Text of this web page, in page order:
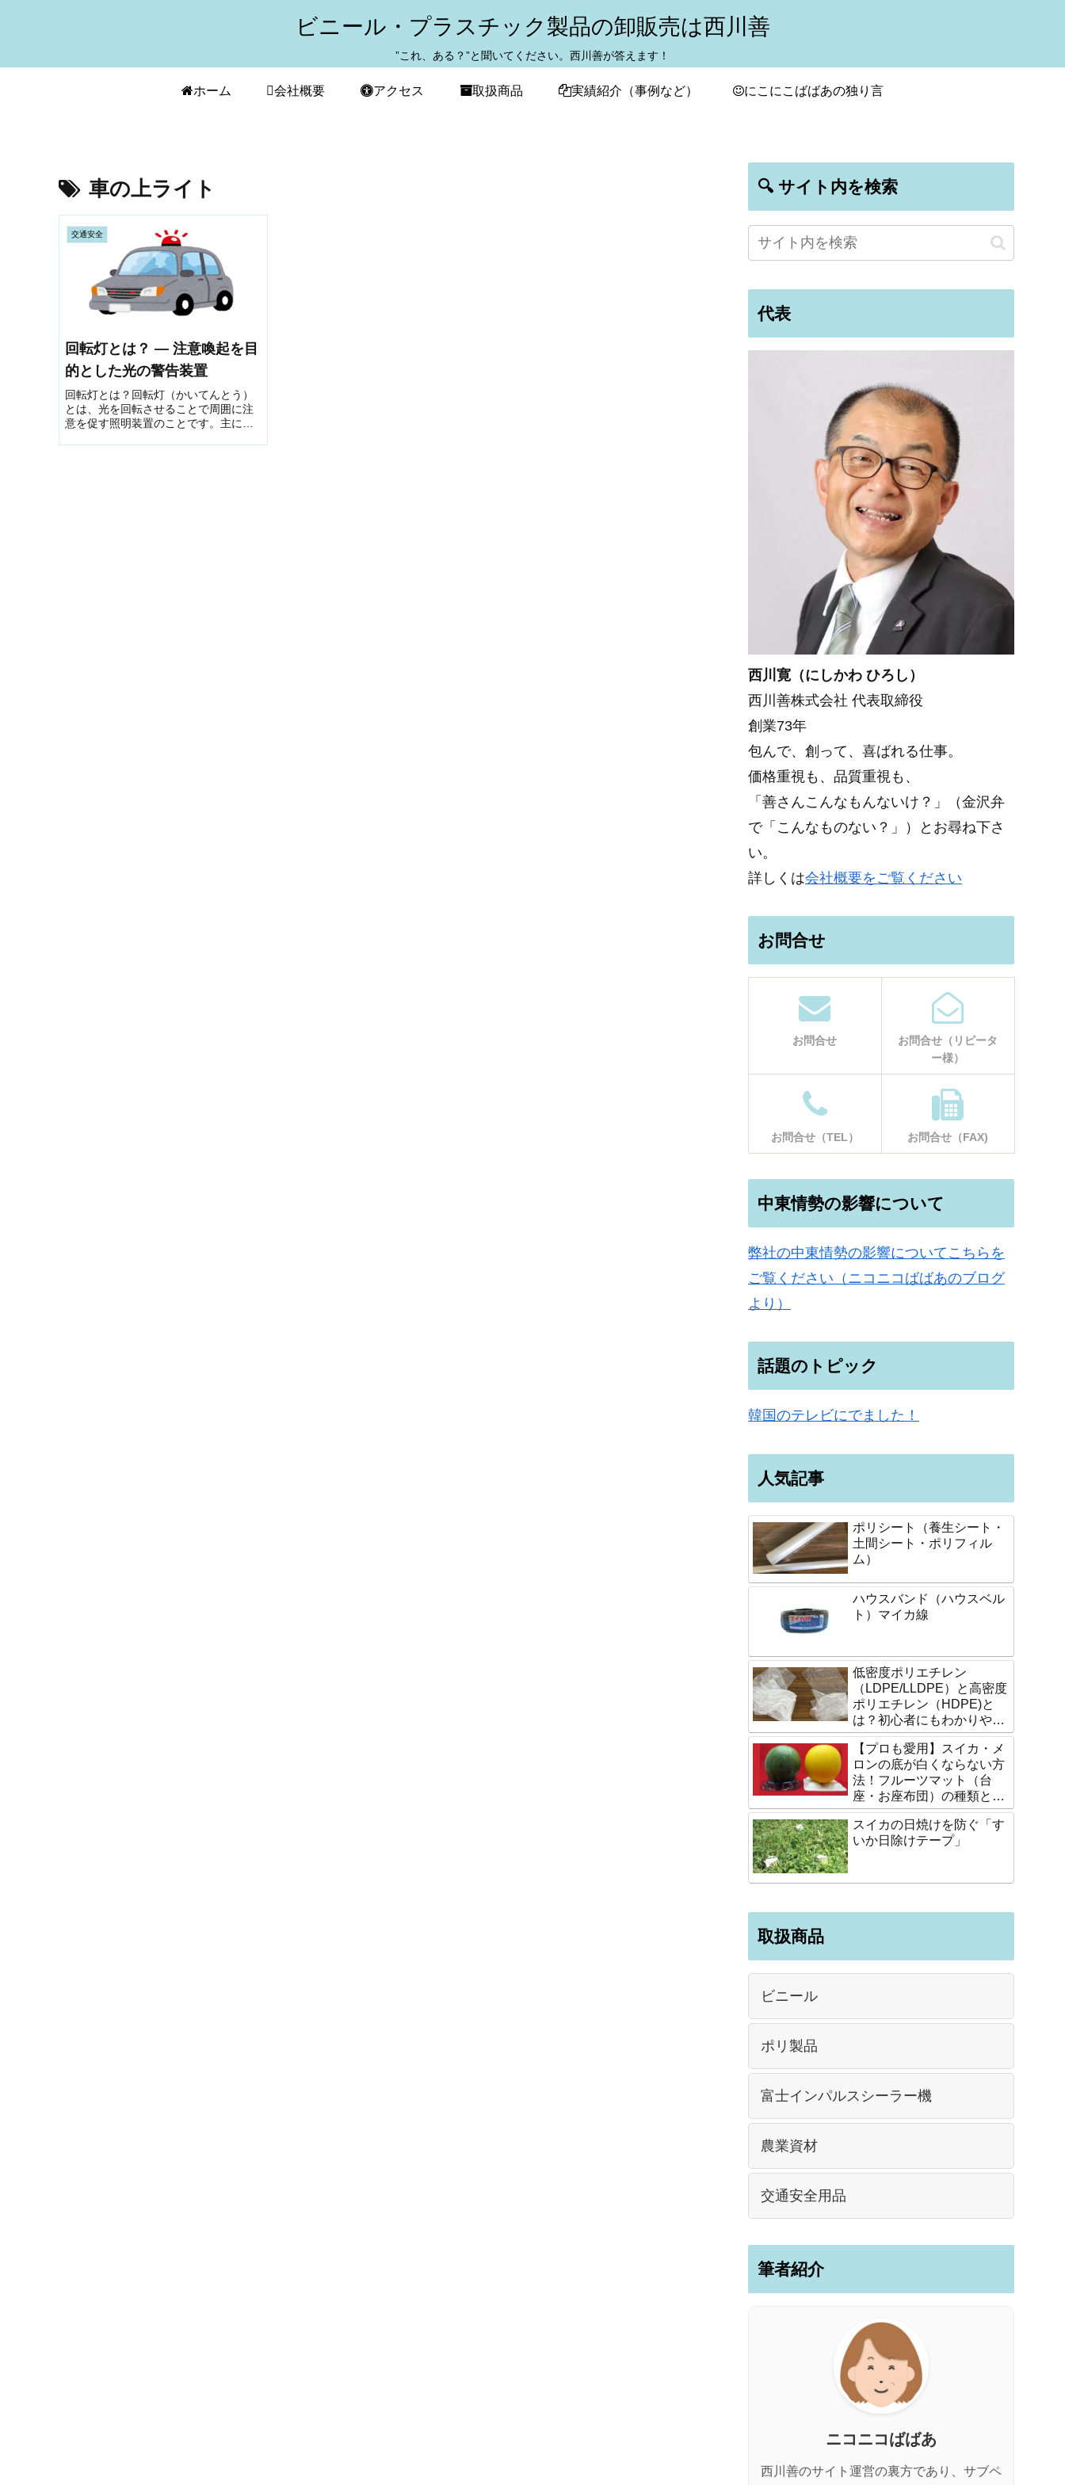
ビニール・プラスチック製品の卸販売は西川善
”これ、ある？”と聞いてください。西川善が答えます！
ホーム 会社概要 アクセス 取扱商品 実績紹介（事例など） にこにこばばあの独り言
車の上ライト
交通安全
回転灯とは？ — 注意喚起を目
的とした光の警告装置
回転灯とは？回転灯（かいてんとう）
とは、光を回転させることで周囲に注
意を促す照明装置のことです。主に警
🔍 サイト内を検索
代表
西川寛（にしかわ ひろし）
西川善株式会社 代表取締役
創業73年
包んで、創って、喜ばれる仕事。
価格重視も、品質重視も、
「善さんこんなもんないけ？」（金沢弁
で「こんなものない？」）とお尋ね下さ
い。
詳しくは会社概要をご覧ください
お問合せ
お問合せ
お問合せ（リピータ
ー様）
お問合せ（TEL） お問合せ（FAX)
中東情勢の影響について
弊社の中東情勢の影響についてこちらを
ご覧ください（ニコニコばばあのブログ
より）
話題のトピック
韓国のテレビにでました！
人気記事
ポリシート（養生シート・
土間シート・ポリフィル
ム）
ハウスバンド（ハウスベル
ト）マイカ線
低密度ポリエチレン
（LDPE/LLDPE）と高密度
ポリエチレン（HDPE)と
は？初心者にもわかりやす
く説明します。
【プロも愛用】スイカ・メ
ロンの底が白くならない方
法！フルーツマット（台
座・お座布団）の種類と選
び方
スイカの日焼けを防ぐ「す
いか日除けテープ」
取扱商品
ビニール
ポリ製品
富士インパルスシーラー機
農業資材
交通安全用品
筆者紹介
ニコニコばばあ
西川善のサイト運営の裏方であり、サブペ